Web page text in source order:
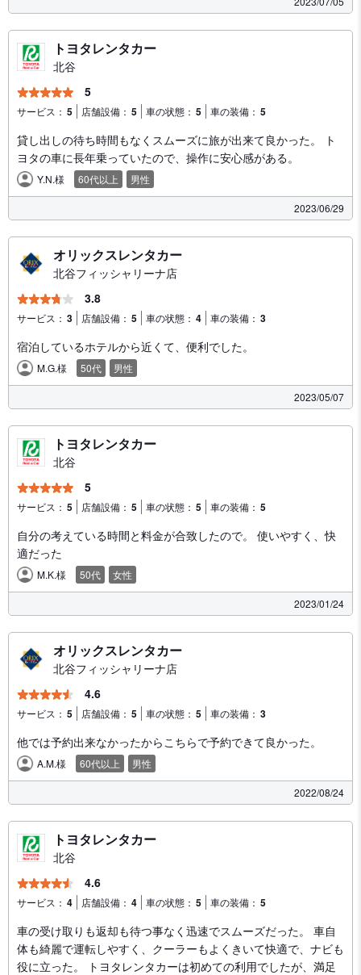
トヨタレンタカー
北谷
5
サービス： 5 店舗設備： 5 車の状態： 5 車の装備： 5
貸し出しの待ち時間もなくスムーズに旅が出来て良かった。 ト
ヨタの車に長年乗っていたので、操作に安心感がある。
Y.N.様 60代以上 男性
2023/06/29
オリックスレンタカー
北谷フィッシャリーナ店
3.8
サービス： 3 店舗設備： 5 車の状態： 4 車の装備： 3
宿泊しているホテルから近くて、便利でした。
M.G.様 50代 男性
2023/05/07
トヨタレンタカー
北谷
5
サービス： 5 店舗設備： 5 車の状態： 5 車の装備： 5
自分の考えている時間と料金が合致したので。 使いやすく、快
適だった
M.K.様 50代 女性
2023/01/24
オリックスレンタカー
北谷フィッシャリーナ店
4.6
サービス： 5 店舗設備： 5 車の状態： 5 車の装備： 3
他では予約出来なかったからこちらで予約できて良かった。
A.M.様 60代以上 男性
2022/08/24
トヨタレンタカー
北谷
4.6
サービス： 4 店舗設備： 4 車の状態： 5 車の装備： 5
車の受け取りも返却も待つ事なく迅速でスムーズだった。 車自
体も綺麗で運転しやすく、クーラーもよくきいて快適で、ナビも
役に立った。 トヨタレンタカーは初めての利用でしたが、満足